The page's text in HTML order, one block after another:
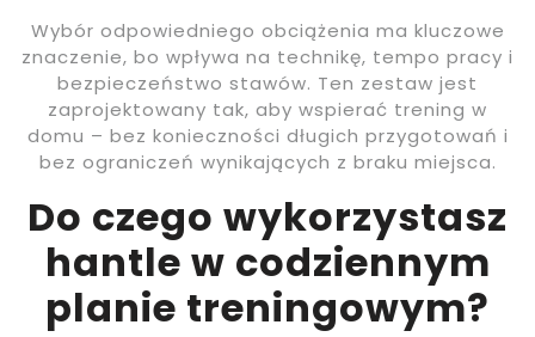
Wybór odpowiedniego obciążenia ma kluczowe
znaczenie, bo wpływa na technikę, tempo pracy i
bezpieczeństwo stawów. Ten zestaw jest
zaprojektowany tak, aby wspierać trening w
domu – bez konieczności długich przygotowań i
bez ograniczeń wynikających z braku miejsca.
Do czego wykorzystasz
hantle w codziennym
planie treningowym?